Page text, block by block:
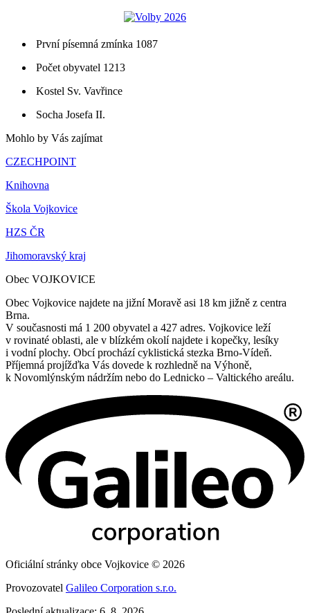
První písemná zmínka 1087
Počet obyvatel 1213
Kostel Sv. Vavřince
Socha Josefa II.
Mohlo by Vás zajímat
CZECHPOINT
Knihovna
Škola Vojkovice
HZS ČR
Jihomoravský kraj
Obec VOJKOVICE
Obec Vojkovice najdete na jižní Moravě asi 18 km jižně z centra
Brna.
V současnosti má 1 200 obyvatel a 427 adres. Vojkovice leží
v rovinaté oblasti, ale v blízkém okolí najdete i kopečky, lesíky
i vodní plochy. Obcí prochází cyklistická stezka Brno-Vídeň.
Příjemná projížďka Vás dovede k rozhledně na Výhoně,
k Novomlýnským nádržím nebo do Lednicko – Valtického areálu.
Oficiální stránky obce Vojkovice © 2026
Provozovatel Galileo Corporation s.r.o.